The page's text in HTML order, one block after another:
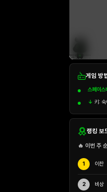
게임 방
스페이스
↓ 키: 숙
랭킹 보
🔥 이번 주
1 이찬
2 비상